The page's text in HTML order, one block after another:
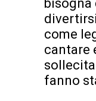
bisogna
come
cantare
fanno